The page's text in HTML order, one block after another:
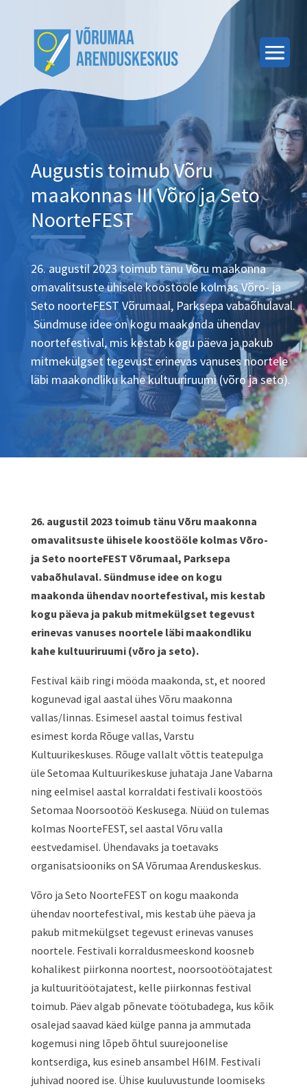
Augustis toimub Võru
maakonnas III Võro ja Seto
NoorteFEST
26. augustil 2023 toimub tänu Võru maakonna
omavalitsuste ühisele koostööle kolmas Võro- ja
Seto noorteFEST Võrumaal, Parksepa vabaõhulaval.
Sündmuse idee on kogu maakonda ühendav
noortefestival, mis kestab kogu päeva ja pakub
mitmekülgset tegevust erinevas vanuses noortele
läbi maakondliku kahe kultuuriruumi (võro ja seto).
26. augustil 2023 toimub tänu Võru maakonna
omavalitsuste ühisele koostööle kolmas Võro-
ja Seto noorteFEST Võrumaal, Parksepa
vabaõhulaval. Sündmuse idee on kogu
maakonda ühendav noortefestival, mis kestab
kogu päeva ja pakub mitmekülgset tegevust
erinevas vanuses noortele läbi maakondliku
kahe kultuuriruumi (võro ja seto).
Festival käib ringi mööda maakonda, st, et noored
kogunevad igal aastal ühes Võru maakonna
vallas/linnas. Esimesel aastal toimus festival
esimest korda Rõuge vallas, Varstu
Kultuurikeskuses. Rõuge vallalt võttis teatepulga
üle Setomaa Kultuurikeskuse juhataja Jane Vabarna
ning eelmisel aastal korraldati festivali koostöös
Setomaa Noorsootöö Keskusega. Nüüd on tulemas
kolmas NoorteFEST, sel aastal Võru valla
eestvedamisel. Ühendavaks ja toetavaks
organisatsiooniks on SA Võrumaa Arenduskeskus.
Võro ja Seto NoorteFEST on kogu maakonda
ühendav noortefestival, mis kestab ühe päeva ja
pakub mitmekülgset tegevust erinevas vanuses
noortele. Festivali korraldusmeeskond koosneb
kohalikest piirkonna noortest, noorsootöötajatest
ja kultuuritöötajatest, kelle piirkonnas festival
toimub. Päev algab põnevate töötubadega, kus kõik
osalejad saavad käed külge panna ja ammutada
kogemusi ning lõpeb õhtul suurejoonelise
kontserdiga, kus esineb ansambel H6IM. Festivali
juhivad noored ise. Ühise kuuluvustunde loomiseks